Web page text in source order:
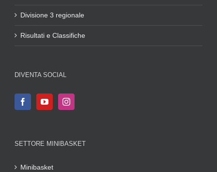
Divisione 3 regionale
Risultati e Classifiche
DIVENTA SOCIAL
SETTORE MINIBASKET
Minibasket